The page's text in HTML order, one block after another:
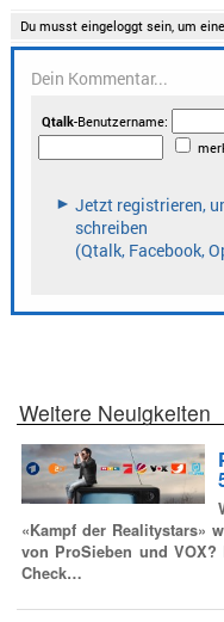
Weitere Neuigkeiten
«Kampf der Realitystars»
von ProSieben und
Check…